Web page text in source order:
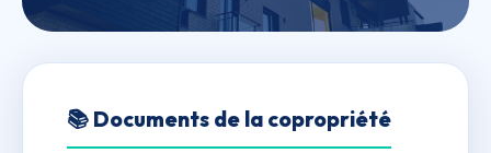
LES LILAS
📚 Documents de la copropriété